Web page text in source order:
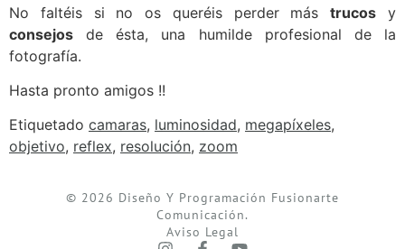
No faltéis si no os queréis perder mástrucos y
consejos de ésta, una humilde profesional de la
fotografía.
Hasta pronto amigos !!
Etiquetado camaras, luminosidad, megapíxeles,
objetivo, reflex, resolución, zoom
© 2026 Diseño Y Programación Fusionarte
Comunicación.
Aviso Legal